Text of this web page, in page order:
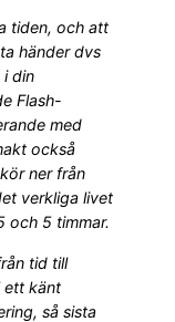
tiden, och att
händer dvs
i din
Flash-
med
också
ner från
verkliga livet
och 5 timmar.
tid till
ett känt
så sista